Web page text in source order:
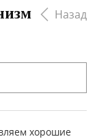
Назад
хорошие